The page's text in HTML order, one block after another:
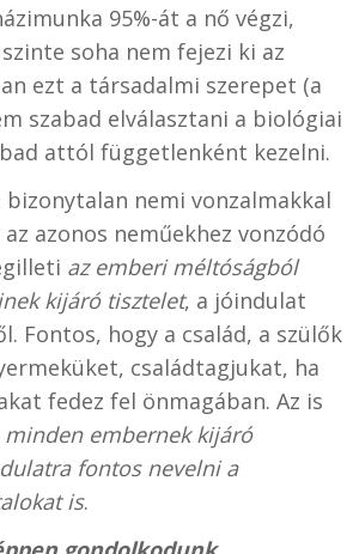
95%-át a nő végzi,
soha nem fejezi ki az
ezt a társadalmi szerepet (a
szabad elválasztani a biológiai
attól függetlenként kezelni.
bizonytalan nemi vonzalmakkal
azonos neműekhez vonzódó
az emberi méltóságból
kijáró tisztelet, a jóindulat
Fontos, hogy a család, a szülők
családtagjukat, ha
fedez fel önmagában. Az is
minden embernek kijáró
fontos nevelni a
is.